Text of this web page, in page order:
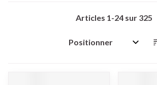
Articles 1-24sur 325
Trier par: